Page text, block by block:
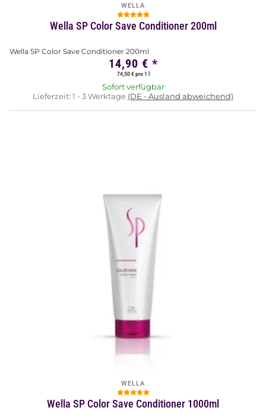
WELLA
Wella SP Color Save Conditioner 200ml
Wella SP Color Save Conditioner 200ml
14,90 € *
74,50 € pro 1 l
Sofort verfügbar
Lieferzeit: 1 - 3 Werktage (DE - Ausland abweichend)
WELLA
Wella SP Color Save Conditioner 1000ml